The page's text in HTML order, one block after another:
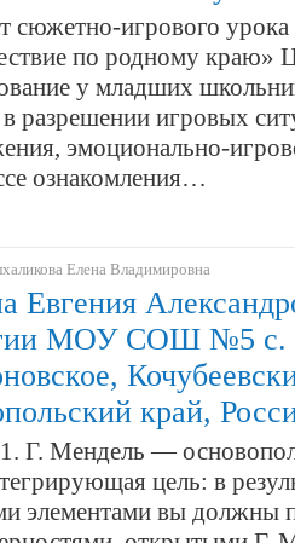
сюжетно-игрового урока
по родному краю»
у младших
разрешении игровых
эмоционально-
ознакомления…
Елена Владимировна
Евгения
МОУ СОШ №5 с.
край,
Г. Мендель —
цель: в
элементами вы должны